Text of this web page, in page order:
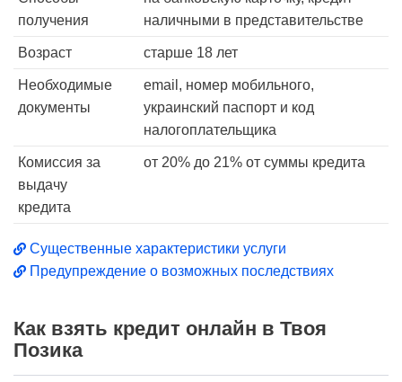
получения
наличными в представительстве
Возраст старше 18 лет
Необходимые
документы
email, номер мобильного,
украинский паспорт и код
налогоплательщика
Комиссия за
выдачу
кредита
от 20% до 21% от суммы кредита
Существенные характеристики услуги
Предупреждение о возможных последствиях
Как взять кредит онлайн в Твоя
Позика